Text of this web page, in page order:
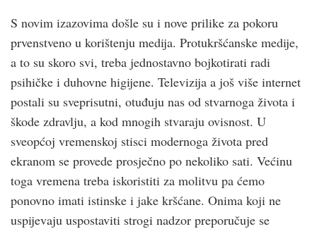
S novim izazovima došle su i nove prilike za pokoru
prvenstveno u korištenju medija. Protukršćanske medije,
a to su skoro svi, treba jednostavno bojkotirati radi
psihičke i duhovne higijene. Televizija a još više internet
postali su sveprisutni, otuđuju nas od stvarnoga života i
škode zdravlju, a kod mnogih stvaraju ovisnost. U
sveopćoj vremenskoj stisci modernoga života pred
ekranom se provede prosječno po nekoliko sati. Većinu
toga vremena treba iskoristiti za molitvu pa ćemo
ponovno imati istinske i jake kršćane. Onima koji ne
uspijevaju uspostaviti strogi nadzor preporučuje se